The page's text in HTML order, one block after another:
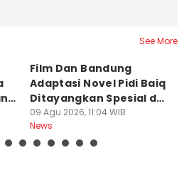
See More
Film Dan Bandung
Adaptasi Novel Pidi Baiq
Ditayangkan Spesial di
Jogja
09 Agu 2026, 11:04 WIB
News